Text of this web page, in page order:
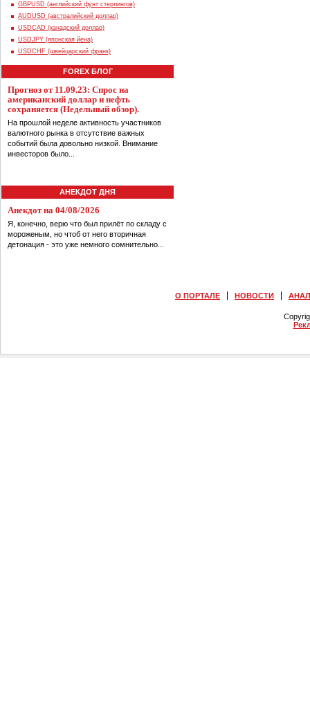
GBPUSD (английский фунт стерлингов)
AUDUSD (австралийский доллар)
USDCAD (канадский доллар)
USDJPY (японская йена)
USDCHF (швейцарский франк)
FOREX БЛОГ
Прогноз от 11.09.23: Спрос на
американский доллар и нефть
сохраняется (Недельный обзор).
На прошлой неделе активность участников
валютного рынка в отсутствие важных
событий была довольно низкой. Внимание
инвесторов было...
АНЕКДОТ ДНЯ
Анекдот на 04/08/2026
Я, конечно, верю что был прилёт по складу с
мороженым, но чтоб от него вторичная
детонация - это уже немного сомнительно...
О ПОРТАЛЕ НОВОСТИ